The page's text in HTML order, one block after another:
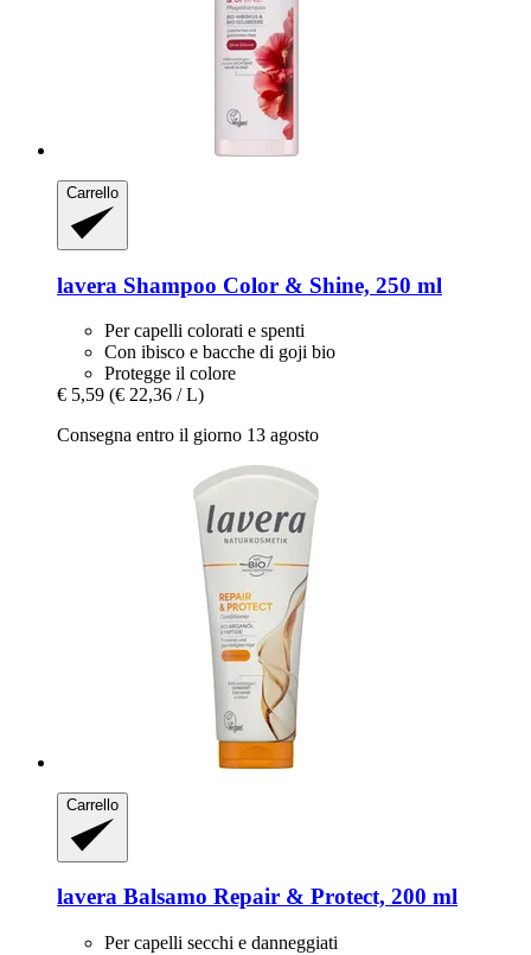
Carrello
lavera Shampoo Color & Shine, 250 ml
Per capelli colorati e spenti
Con ibisco e bacche di goji bio
Protegge il colore
€ 5,59 (€ 22,36 / L)
Consegna entro il giorno 13 agosto
Carrello
lavera Balsamo Repair & Protect, 200 ml
Per capelli secchi e danneggiati